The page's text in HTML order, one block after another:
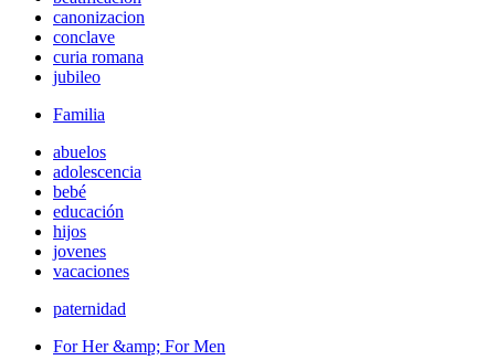
canonizacion
conclave
curia romana
jubileo
Familia
abuelos
adolescencia
bebé
educación
hijos
jovenes
vacaciones
paternidad
For Her &amp; For Men